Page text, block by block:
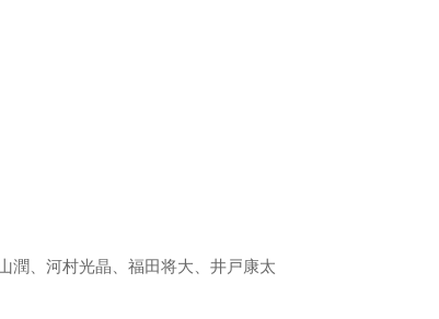
潤、河村光晶、福田将大、井戸康太